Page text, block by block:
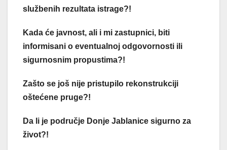
službenih rezultata istrage?!
Kada će javnost, ali i mi zastupnici, biti
informisani o eventualnoj odgovornosti ili
sigurnosnim propustima?!
Zašto se još nije pristupilo rekonstrukciji
oštećene pruge?!
Da li je područje Donje Jablanice sigurno za
život?!